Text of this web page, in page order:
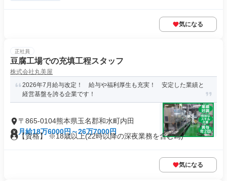
気になる
正社員
豆腐工場での充填工程スタッフ
株式会社丸美屋
2026年7月給与改定！ 給与や福利厚生も充実！ 安定した業績と
経営基盤を誇る企業です！
〒865-0104熊本県玉名郡和水町内田
月給18万6000円～26万7000円
【資格】 ※18歳以上(22時以降の深夜業務を含む為)
気になる